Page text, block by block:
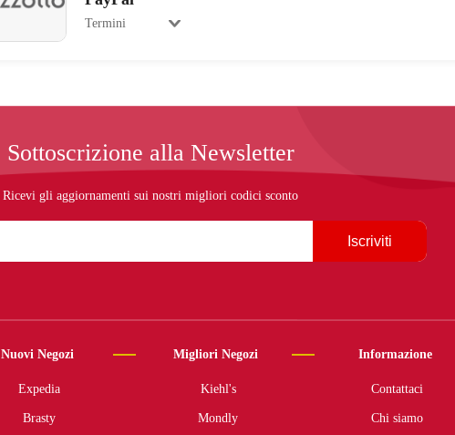
Termini
Sottoscrizione alla Newsletter
Ricevi gli aggiornamenti sui nostri migliori codici sconto
Iscriviti
Nuovi Negozi
Expedia
Brasty
Migliori Negozi
Kiehl's
Mondly
Informazione
Contattaci
Chi siamo